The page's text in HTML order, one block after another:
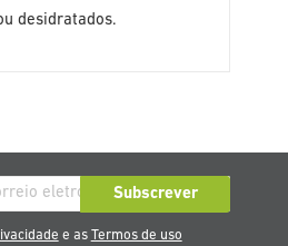
desidratados.
Subscrever
e as Termos de uso